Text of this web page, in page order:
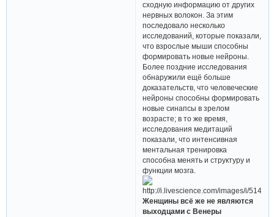
сходную информацию от других
нервных волокон. За этим
последовало несколько
исследований, которые показали,
что взрослые мыши способны
формировать новые нейроны.
Более поздние исследования
обнаружили ещё больше
доказательств, что человеческие
нейроны способны формировать
новые синапсы в зрелом
возрасте; в то же время,
исследования медитаций
показали, что интенсивная
ментальная тренировка
способна менять и структуру и
функции мозга.
Женщины всё же не являются
выходцами с Венеры